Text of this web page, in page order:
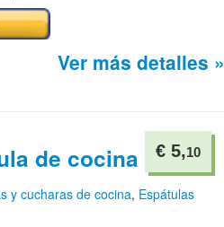
Ver más detalles »
€ 5,10
de cocina
y cucharas de cocina, Espátulas